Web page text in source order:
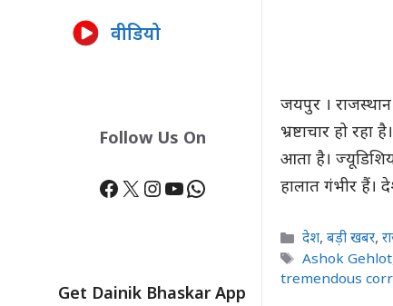
जयपुर ।
भ्रष्टाचार हो
आता है।
हालात गंभीर हैं।
Categories
देश,बड़ी खबर,
Tags
Ashok Gehlot
tremendous
वीडियो
Follow Us On
Facebook
X Instagram
YouTube
WhatsApp
Get Dainik Bhaskar App